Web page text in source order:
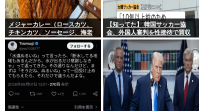
メジャーカレー（ロースカツ、
チキンカツ、ソーセージ、海老
フライ、ゆで卵）ケンモメンな
ら余裕でペロリだろ？
【知ってた】 韓国サッカー協
会、外国人審判を性接待で買収
していた事が判明